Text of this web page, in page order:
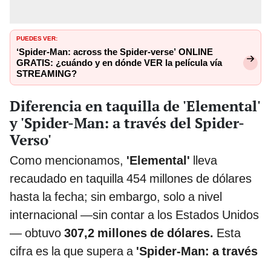
PUEDES VER:
‘Spider-Man: across the Spider-verse’ ONLINE
GRATIS: ¿cuándo y en dónde VER la película vía
STREAMING?
Diferencia en taquilla de 'Elemental'
y 'Spider-Man: a través del Spider-
Verso'
Como mencionamos, 'Elemental' lleva
recaudado en taquilla 454 millones de dólares
hasta la fecha; sin embargo, solo a nivel
internacional —sin contar a los Estados Unidos
— obtuvo 307,2 millones de dólares. Esta
cifra es la que supera a 'Spider-Man: a través